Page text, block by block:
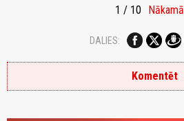
1 / 10
Nākamā
DALIES:
Komentēt